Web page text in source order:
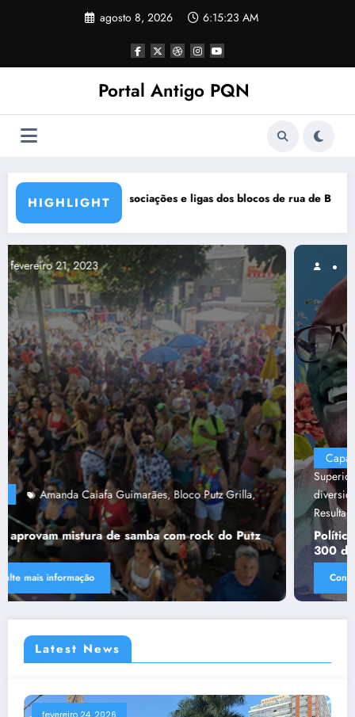
agosto 8, 2026 6:15:24 AM
Portal Antigo PQN
HIGHLIGHT
de rua de BH se manifestam em nota de repúdioRocknights lança a primeira
Capa
“Tendências para Docência no Ensino
Superior”,Ânima Educaçã,Ânima Plurais,capa,Política de
diversidade da Una e do UniBH,Rede Comunicação de
Resultado
Tânia Chaves
Política de diversidade da Una e do UniBH envolve
300 docentes e coladores negros
Consulte mais informação
março 5, 2021
Latest News